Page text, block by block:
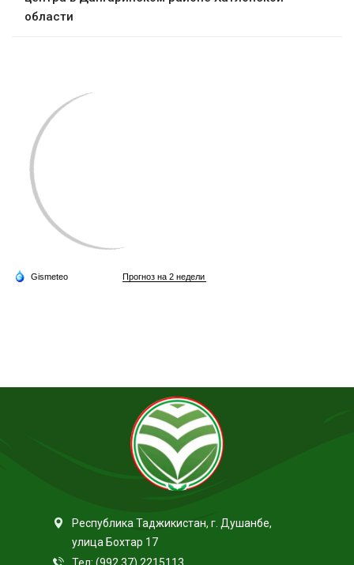
области
Республика Таджикистан, г. Душанбе,
улица Бохтар 17
Тел: (992 37) 2215113